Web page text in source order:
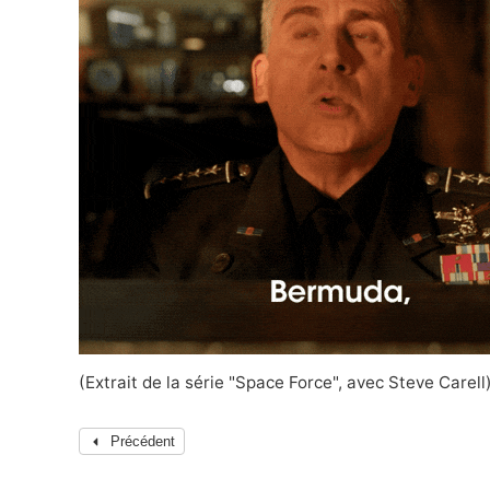
(Extrait de la série "Space Force", avec Steve
Précédent